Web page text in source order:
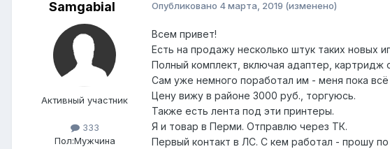
Samgabial
Активный участник
333
Пол:Мужчина
Опубликовано 4 марта, 2019 (изменено)
Всем привет!
Есть на продажу несколько штук таких новых
Полный комплект, включая адаптер, картридж
Сам уже немного поработал им - меня пока
Цену вижу в районе 3000 руб., торгуюсь.
Также есть лента под эти принтеры.
Я и товар в Перми. Отправлю через ТК.
Первый контакт в ЛС. С кем работал - прошу